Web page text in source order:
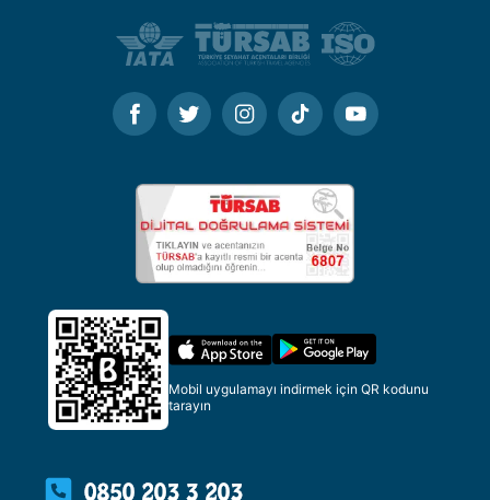
Mobil uygulamayı indirmek için QR kodunu
tarayın